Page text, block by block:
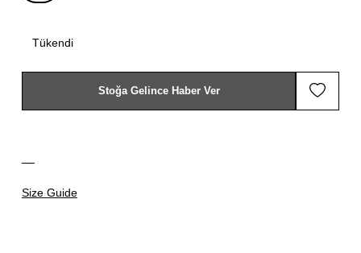
Size Guide
Tükendi
Stoğa Gelince Haber Ver